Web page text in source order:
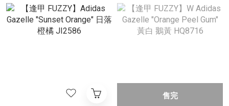
售完